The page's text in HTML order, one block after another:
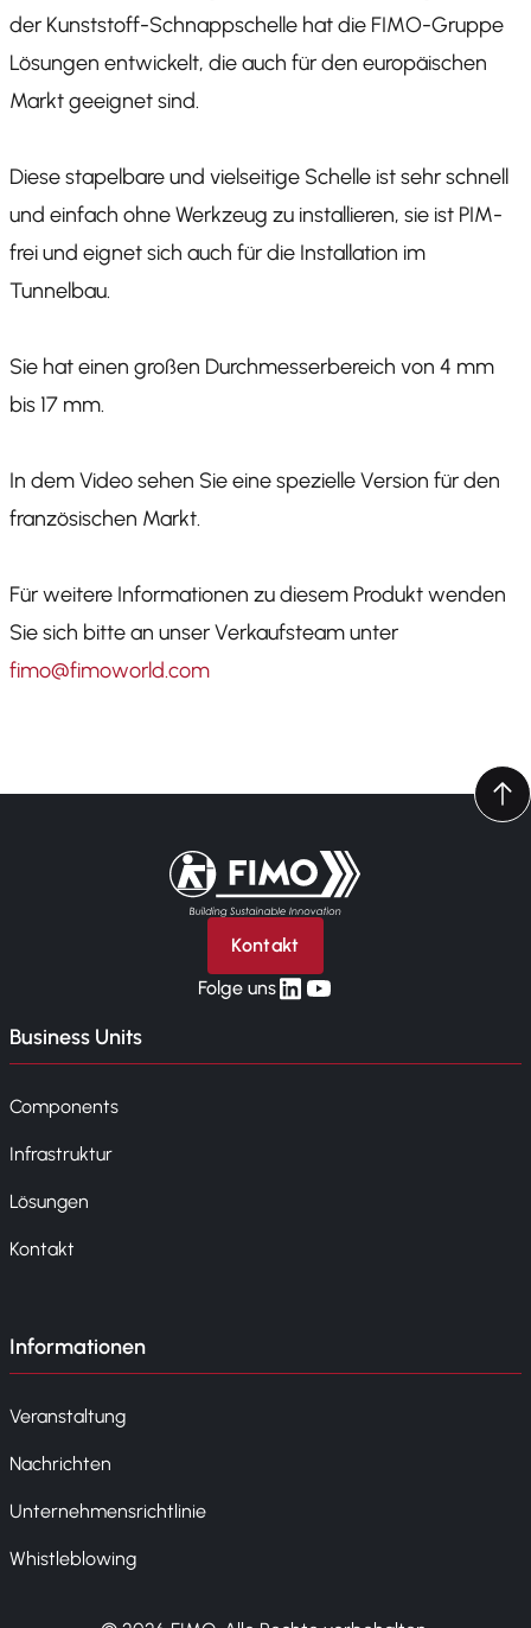
der Kunststoff-Schnappschelle hat die FIMO-Gruppe
Lösungen entwickelt, die auch für den europäischen
Markt geeignet sind.
Diese stapelbare und vielseitige Schelle ist sehr schnell
und einfach ohne Werkzeug zu installieren, sie ist PIM-
frei und eignet sich auch für die Installation im
Tunnelbau.
Sie hat einen großen Durchmesserbereich von 4 mm
bis 17 mm.
In dem Video sehen Sie eine spezielle Version für den
französischen Markt.
Für weitere Informationen zu diesem Produkt wenden
Sie sich bitte an unser Verkaufsteam unter
fimo@fimoworld.com
Zurück zur Startseite
Kontakt
Folge unslinkedin
yt
Business Units
Components
Infrastruktur
Lösungen
Kontakt
Informationen
Veranstaltung
Nachrichten
Unternehmensrichtlinie
Whistleblowing